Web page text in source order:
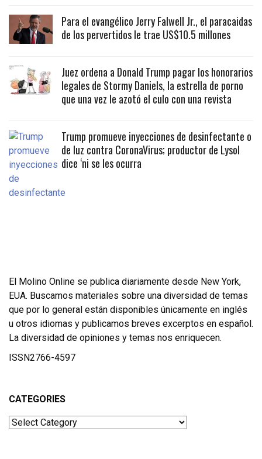
Para el evangélico Jerry Falwell Jr., el paracaidas
de los pervertidos le trae US$10.5 millones
Juez ordena a Donald Trump pagar los honorarios
legales de Stormy Daniels, la estrella de porno
que una vez le azotó el culo con una revista
Trump promueve inyecciones de desinfectante o
de luz contra CoronaVirus; productor de Lysol
dice ‘ni se les ocurra
El Molino Online se publica diariamente desde New York,
EUA. Buscamos materiales sobre una diversidad de temas
que por lo general están disponibles únicamente en inglés
u otros idiomas y publicamos breves excerptos en español.
La diversidad de opiniones y temas nos enriquecen.
ISSN2766-4597
CATEGORIES
Categories